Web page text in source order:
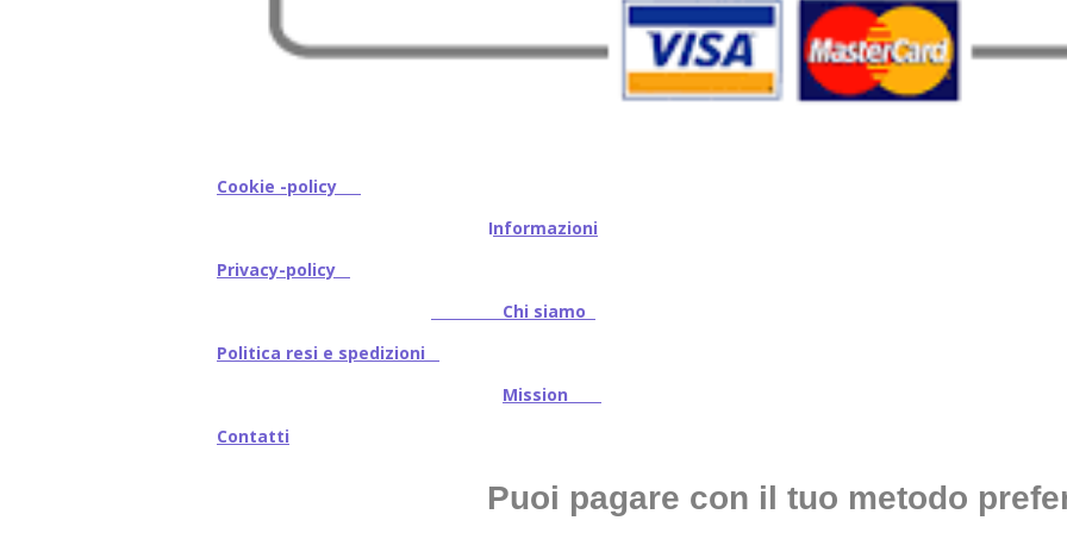
Cookie -policy
Informazioni
Privacy-policy
Chi siamo
Politica resi e spedizioni
Mission
Contatti
Puoi pagare con il tuo metodo